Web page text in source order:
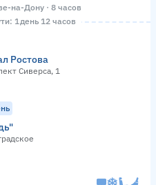
на-Дону · 8 часов
1 день 12 часов
Ростова
Сиверса, 1